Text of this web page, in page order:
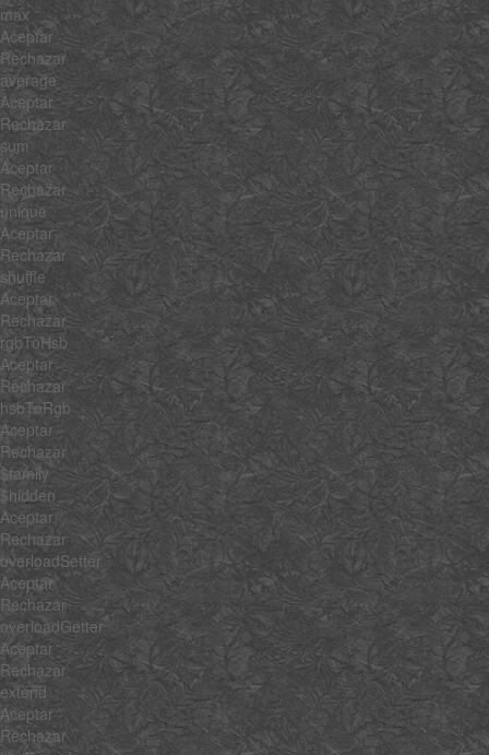
max
Aceptar
Rechazar
average
Aceptar
Rechazar
sum
Aceptar
Rechazar
unique
Aceptar
Rechazar
shuffle
Aceptar
Rechazar
rgbToHsb
Aceptar
Rechazar
hsbToRgb
Aceptar
Rechazar
$family
$hidden
Aceptar
Rechazar
overloadSetter
Aceptar
Rechazar
overloadGetter
Aceptar
Rechazar
extend
Aceptar
Rechazar